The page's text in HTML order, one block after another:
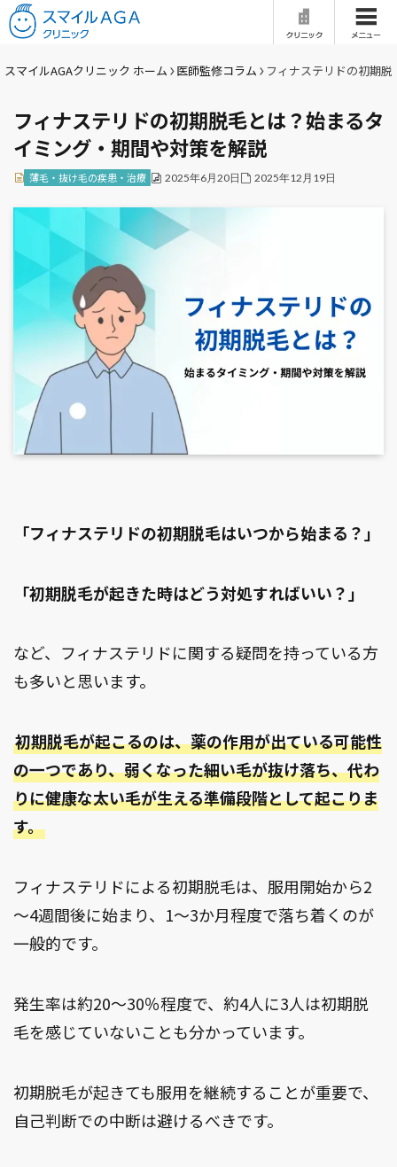
ホーム はじめての方へ
当院の特徴 医師紹介
治療一覧 症例写真
料金 治療の流れ
クリニック一覧
セルフチェック 女性の薄毛治療
Q&A 医師監修コラム
スマイルAGAクリニック ホーム 医師監修コラム フィナステリドの初期
フィナステリドの初期脱毛とは？始まるタ
イミング・期間や対策を解説
薄毛・抜け毛の疾患・治療 2025年6月20日 2025年12月19日
「フィナステリドの初期脱毛はいつから始まる？」
「初期脱毛が起きた時はどう対処すればいい？」
など、フィナステリドに関する疑問を持っている方
も多いと思います。
初期脱毛が起こるのは、薬の作用が出ている可能性
の一つであり、弱くなった細い毛が抜け落ち、代わ
りに健康な太い毛が生える準備段階として起こりま
す。
フィナステリドによる初期脱毛は、服用開始から2
～4週間後に始まり、1～3か月程度で落ち着くのが
一般的です。
発生率は約20～30％程度で、約4人に3人は初期脱
毛を感じていないことも分かっています。
初期脱毛が起きても服用を継続することが重要で、
自己判断での中断は避けるべきです。